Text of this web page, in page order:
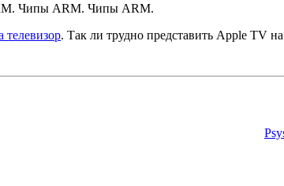
Чипы ARM. Чипы ARM.
. Так ли трудно представить Apple TV